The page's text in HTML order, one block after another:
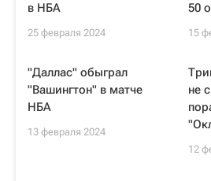
в НБА
25 февраля 2024
50
15
"Даллас" обыграл
"Вашингтон" в матче
НБА
13 февраля 2024
не
12